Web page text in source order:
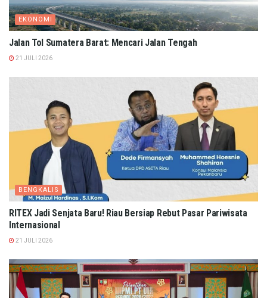
EKONOMI
Jalan Tol Sumatera Barat: Mencari Jalan Tengah
21 JULI 2026
BENGKALIS
RITEX Jadi Senjata Baru! Riau Bersiap Rebut Pasar Pariwisata
Internasional
21 JULI 2026